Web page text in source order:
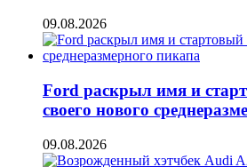
09.08.2026
Ford раскрыл имя и
своего нового
09.08.2026